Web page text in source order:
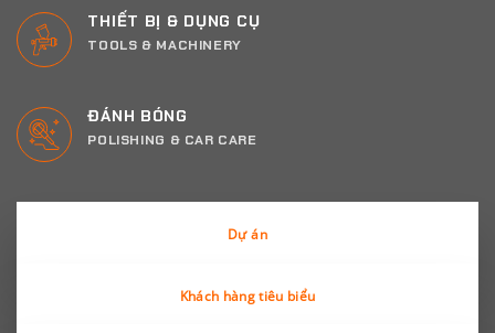
THIẾT BỊ & DỤNG CỤ
TOOLS & MACHINERY
ĐÁNH BÓNG
POLISHING & CAR CARE
Dự án
Khách hàng tiêu biểu